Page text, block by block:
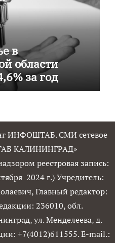
в
области
за год
ИНФОШТАБ. СМИ сетевое
КАЛИНИНГРАД»
реестровая запись:
2024 г.) Учредитель:
Главный редактор:
236010, обл.
ул. Менделеева, д.
+7(4012)611555. E-mail.: